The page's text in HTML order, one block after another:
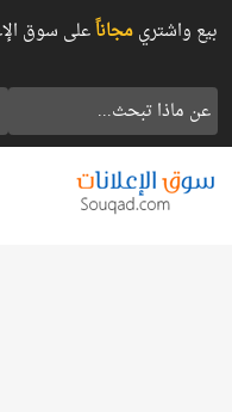
بيع واشتريمجاناًعلى سوق